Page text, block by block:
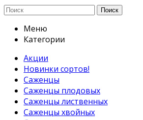
Поиск
Меню
Категории
Акции
Новинки сортов!
Саженцы
Саженцы плодовых
Саженцы лиственных
Саженцы хвойных